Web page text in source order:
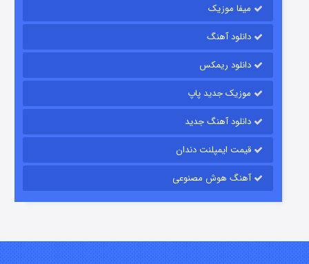
قسمت
قسمت۷ (زیرنویس) منتشر شد
میفا موزیک
دانلود آهنگ
دانلود ریمکس
موزیک جدید پاپ
دانلود آهنگ جدید
قیمت ایمپلنت دندان
آهنگ هوش مصنوعی